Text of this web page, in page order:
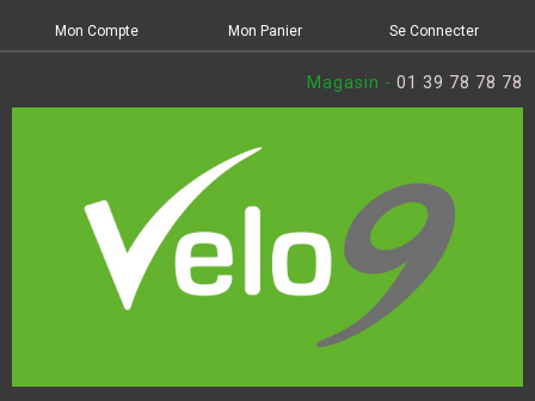
Mon Compte Mon Panier Se Connecter
Magasin - 01 39 78 78 78